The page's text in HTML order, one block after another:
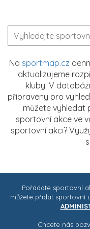
Na sportmap.cz
aktualizujeme
kluby. V
připraveny pro
můžete vyhledat
sportovní akce ve
sportovní akci?
Pořádáte sportovní
můžete přidat sportovní
Chcete nás